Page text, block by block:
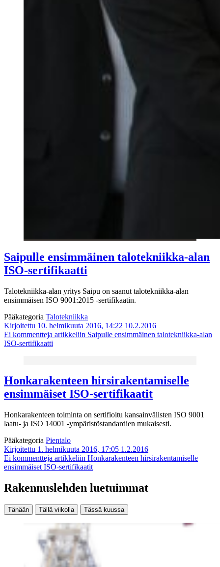
Saipulle ensimmäinen talotekniikka-alan
ISO-sertifikaatti
Talotekniikka-alan yritys Saipu on saanut talotekniikka-alan
ensimmäisen ISO 9001:2015 -sertifikaatin.
Pääkategoria Talotekniikka
Kirjoitettu 10. helmikuuta 2016, 14:22 10.2.2016
Ei kommentteja artikkeliin Saipulle ensimmäinen talotekniikka-alan
ISO-sertifikaatti
Honkarakenteen hirsirakentamiselle
ensimmäiset ISO-sertifikaatit
Honkarakenteen toiminta on sertifioitu kansainvälisten ISO 9001
laatu- ja ISO 14001 -ympäristöstandardien mukaisesti.
Pääkategoria Pientalo
Kirjoitettu 1. helmikuuta 2016, 17:05 1.2.2016
Ei kommentteja artikkeliin Honkarakenteen hirsirakentamiselle
ensimmäiset ISO-sertifikaatit
Rakennuslehden luetuimmat
Tänään Tällä viikolla Tässä kuussa